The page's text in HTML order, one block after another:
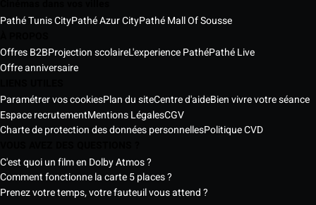
Pathé Tunis CityPathé Azur CityPathé Mall Of Sousse
Offres B2BProjection scolaireL'experience PathéPathé Live
Offre anniversaire
Paramétrer vos cookiesPlan du siteCentre d'aideBien vivre votre séance
Espace recrutementMentions LégalesCGV
Charte de protection des données personnellesPolitique CVD
C'est quoi un film en Dolby Atmos ?
Comment fonctionne la carte 5 places ?
Prenez votre temps, votre fauteuil vous attend ?